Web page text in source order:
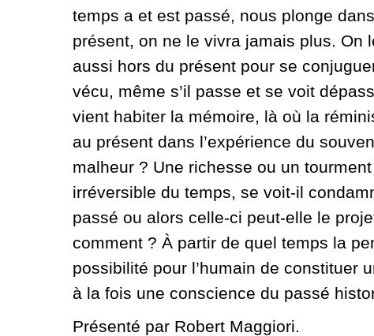
temps a et est passé, nous plonge
présent, on ne le vivra jamais plus. On
aussi hors du présent pour se
vécu, même s’il passe et se voit
vient habiter la mémoire, là où la
au présent dans l’expérience du
malheur ? Une richesse ou un
irréversible du temps, se voit-il
passé ou alors celle-ci peut-elle le
comment ? À partir de quel temps la
possibilité pour l’humain de constituer
à la fois une conscience du passé
Présenté par Robert Maggiori.